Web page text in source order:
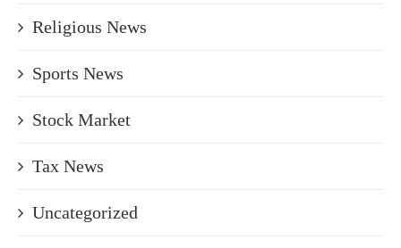
Religious News
Sports News
Stock Market
Tax News
Uncategorized